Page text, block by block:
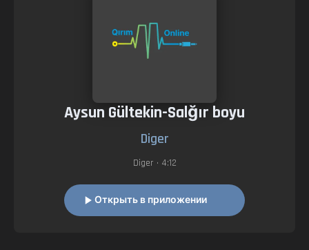
Aysun Gültekin-Salğır boyu
Diger
Diger • 4:12
Открыть в приложении